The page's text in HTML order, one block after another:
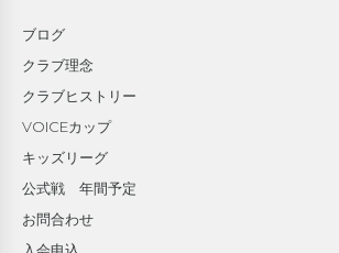
ブログ
クラブ理念
クラブヒストリー
VOICEカップ
キッズリーグ
公式戦 年間予定
お問合わせ
入会申込